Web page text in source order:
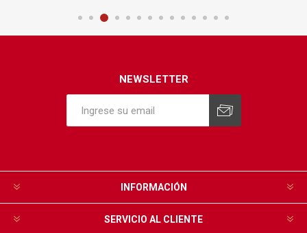
NEWSLETTER
INFORMACIÓN
SERVICIO AL CLIENTE